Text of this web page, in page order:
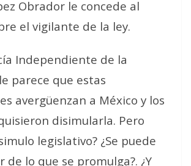
Obrador le concede al
el vigilante de la ley.
Independiente de la
parece que estas
avergüenzan a México y los
disimularla. Pero
legislativo? ¿Se puede
lo que se promulga?. ¿Y